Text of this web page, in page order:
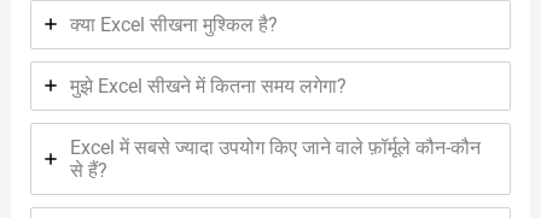
क्या Excel सीखना मुश्किल है?
मुझे Excel सीखने में कितना समय लगेगा?
Excel में सबसे ज्यादा उपयोग किए जाने वाले फ़ॉर्मूले कौन-कौन
से हैं?